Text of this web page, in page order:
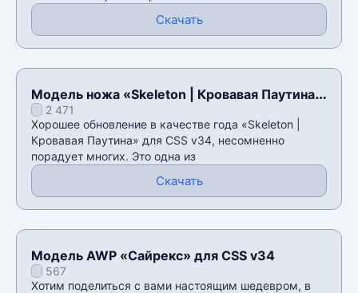
Скачать
Модель ножа «Skeleton | Кровавая Паутина»
для CSS v34
2 471
Хорошее обновление в качестве года «Skeleton |
Кровавая Паутина» для CSS v34, несомненно
порадует многих. Это одна из
Скачать
Модель AWP «Сайрекс» для CSS v34
567
Хотим поделиться с вами настоящим шедевром, в